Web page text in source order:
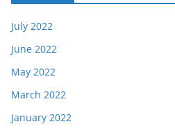
July 2022
June 2022
May 2022
March 2022
January 2022